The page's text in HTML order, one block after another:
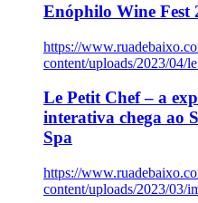
Enóphilo Wine Fest
https://
content/uploads/2023/04/
Le Petit Chef – a
interativa chega ao
Spa
https://
content/uploads/2023/03/